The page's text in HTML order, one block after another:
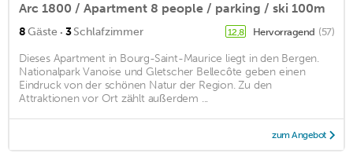
Arc 1800 / Apartment 8 people / parking / ski 100m
8Gäste · 3Schlafzimmer 12,8 Hervorragend (57)
Dieses Apartment in Bourg-Saint-Maurice liegt in den Bergen.
Nationalpark Vanoise und Gletscher Bellecôte geben einen
Eindruck von der schönen Natur der Region. Zu den
Attraktionen vor Ort zählt außerdem ...
zum Angebot